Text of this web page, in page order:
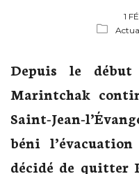
1
Depuis le
Marintchak
Saint-Jean-
béni
décidé de quitter